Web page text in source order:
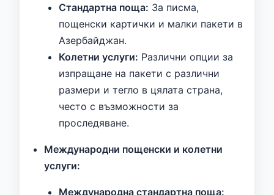
Стандартна поща: За писма,
пощенски картички и малки пакети в
Азербайджан.
Колетни услуги: Различни опции за
изпращане на пакети с различни
размери и тегло в цялата страна,
често с възможности за
проследяване.
Международни пощенски и колетни
услуги:
Международна стандартна поща: